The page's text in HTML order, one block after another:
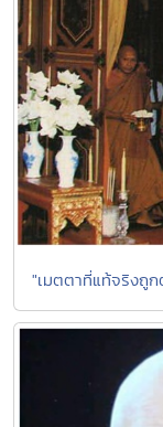
"เมตตาที่แท้จริงถูก